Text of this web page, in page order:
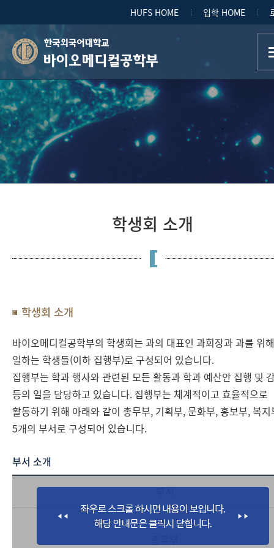
HUFS HOME 입학 HOME
바이오메디컬공학부
학생회 소개
학생회 소개
바이오메디컬공학부의 학생회는 과의 대표인 과회장과 과를 위해
일하는 학생들(이하 집행부)로 구성되어 있습니다.
집행부는 학과 행사와 관련된 모든 활동과 학과 예산안 집행 및
등의 일을 담당하고 있습니다. 집행부는 체계적이고 효율적으로
활동하기 위해 아래와 같이 총무부, 기획부, 문화부, 홍보부, 복지
5개의 부서로 구성되어 있습니다.
부서 소개
부서